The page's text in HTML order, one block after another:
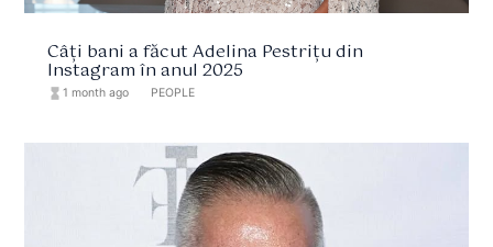
Câți bani a făcut Adelina Pestrițu din
Instagram în anul 2025
hourglass_full 1 month ago PEOPLE